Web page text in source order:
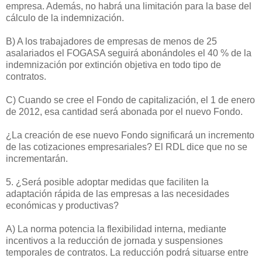
empresa. Además, no habrá una limitación para la base del
cálculo de la indemnización.
B) A los trabajadores de empresas de menos de 25
asalariados el FOGASA seguirá abonándoles el 40 % de la
indemnización por extinción objetiva en todo tipo de
contratos.
C) Cuando se cree el Fondo de capitalización, el 1 de enero
de 2012, esa cantidad será abonada por el nuevo Fondo.
¿La creación de ese nuevo Fondo significará un incremento
de las cotizaciones empresariales? El RDL dice que no se
incrementarán.
5. ¿Será posible adoptar medidas que faciliten la
adaptación rápida de las empresas a las necesidades
económicas y productivas?
A) La norma potencia la flexibilidad interna, mediante
incentivos a la reducción de jornada y suspensiones
temporales de contratos. La reducción podrá situarse entre